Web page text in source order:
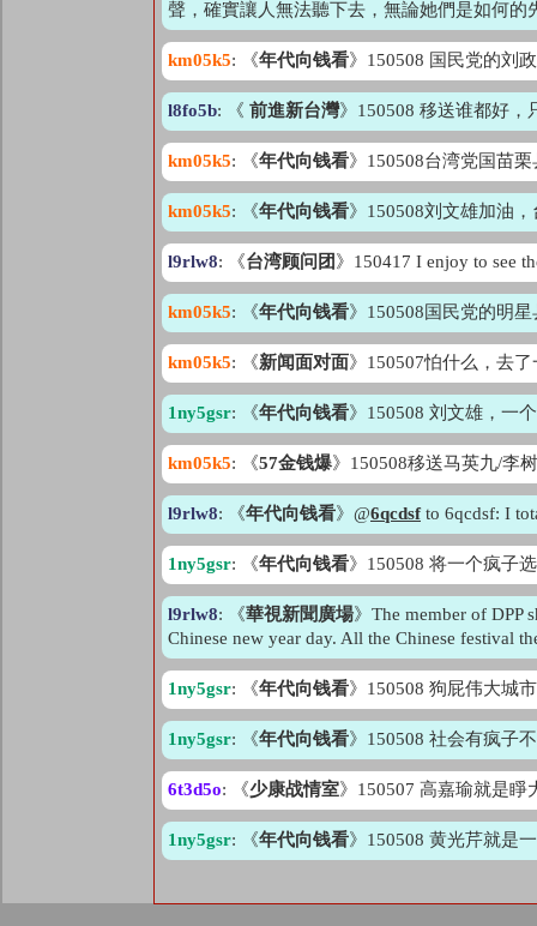
聲，確實讓人無法聽下去，無論她們是如何
km05k5: 《年代向钱看》150508 国民党的刘
l8fo5b: 《 前進新台灣》150508 移送谁都好，
km05k5: 《年代向钱看》150508台湾党国苗
km05k5: 《年代向钱看》150508刘文雄加油
l9rlw8: 《台湾顾问团》150417 I enjoy to see
km05k5: 《年代向钱看》150508国民党的明
km05k5: 《新闻面对面》150507怕什么，去
1ny5gsr: 《年代向钱看》150508 刘文雄，一
km05k5: 《57金钱爆》150508移送马英九/李
l9rlw8: 《年代向钱看》@6qcdsfto 6qcdsf: I
1ny5gsr: 《年代向钱看》150508 将一个疯子
l9rlw8: 《華視新聞廣場》The member of DPP
Chinese new year day. All the Chinese festival
1ny5gsr: 《年代向钱看》150508 狗屁伟大城
1ny5gsr: 《年代向钱看》150508 社会有疯子
6t3d5o: 《少康战情室》150507 高嘉瑜就是
1ny5gsr: 《年代向钱看》150508 黄光芹就是